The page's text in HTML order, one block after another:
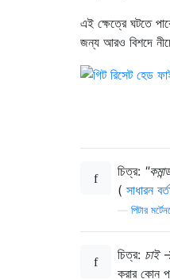
এই ক্ষেত্রে ঘটতে
জন্য আরও বিশদে
চিত্র:
( সাধারন
পিটার
চিত্র: চাই
করার কোন